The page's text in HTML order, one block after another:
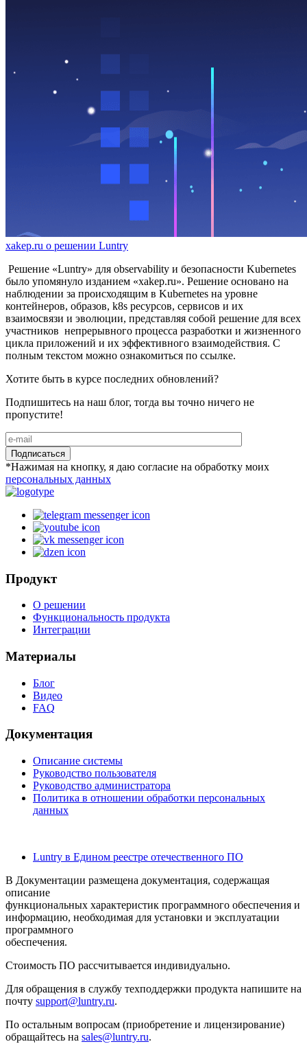
xakep.ru о решении Luntry
Решение «Luntry» для observability и безопасности Kubernetes
было упомянуло изданием «xakep.ru». Решение основано на
наблюдении за происходящим в Kubernetes на уровне
контейнеров, образов, k8s ресурсов, сервисов и их
взаимосвязи и эволюции, представляя собой решение для всех
участников непрерывного процесса разработки и жизненного
цикла приложений и их эффективного взаимодействия. С
полным текстом можно ознакомиться по ссылке.
Хотите быть в курсе последних обновлений?
Подпишитесь на наш блог, тогда вы точно ничего не
пропустите!
Подписаться
*Нажимая на кнопку, я даю согласие на обработку моих
персональных данных
Продукт
О решении
Функциональность продукта
Интеграции
Материалы
Блог
Видео
FAQ
Документация
Описание системы
Руководство пользователя
Руководство администратора
Политика в отношении обработки персональных
данных
Luntry в Едином реестре отечественного ПО
В Документации размещена документация, содержащая
описание
функциональных характеристик программного обеспечения и
информацию, необходимая для установки и эксплуатации
программного
обеспечения.
Стоимость ПО рассчитывается индивидуально.
Для обращения в службу техподдержки продукта напишите на
почту support@luntry.ru.
По остальным вопросам (приобретение и лицензирование)
обращайтесь на sales@luntry.ru.